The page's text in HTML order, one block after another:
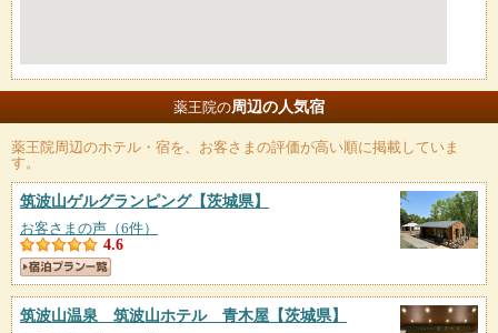
薬王院の周辺の人気宿
薬王院周辺のホテル・宿を、お客さまの評価が高い順に掲載していま
す。
筑波山ゲルグランピング【茨城県】
お客さまの声（6件）
4.6
筑波山温泉 筑波山ホテル 青木屋 【茨城県】